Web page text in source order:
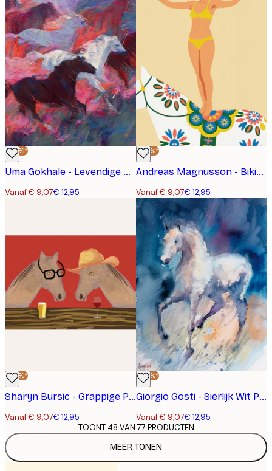
-30%*
Uma Gokhale - Levendige Rennende Paarden Poster
Vanaf € 9,07€ 12,95
-30%*
Andreas Magnusson - Bikini Acrobaat op Paard Poster
Vanaf € 9,07€ 12,95
-30%*
Sharyn Bursic - Grappige Paarden bij de Bar Poster
Vanaf € 9,07€ 12,95
-30%*
Giorgio Gosti - Sierlijk Wit Paard Poster
Vanaf € 9,07€ 12,95
MEER TONEN
TOONT 48 VAN 77 PRODUCTEN